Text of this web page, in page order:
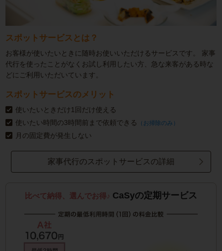
スポットサービスとは？
お客様が使いたいときに随時お使いいただけるサービスです。
家事
代行を使ったことがなくお試し利用したい方、急な来客がある時な
どにご利用いただいています。
スポットサービスのメリット
使いたいときだけ1回だけ使える
使いたい時間の3時間前まで依頼できる
（お掃除のみ）
月の固定費が発生しない
家事代行のスポットサービスの詳細
比べて納得、選んでお得♪ CaSyの定期サービス